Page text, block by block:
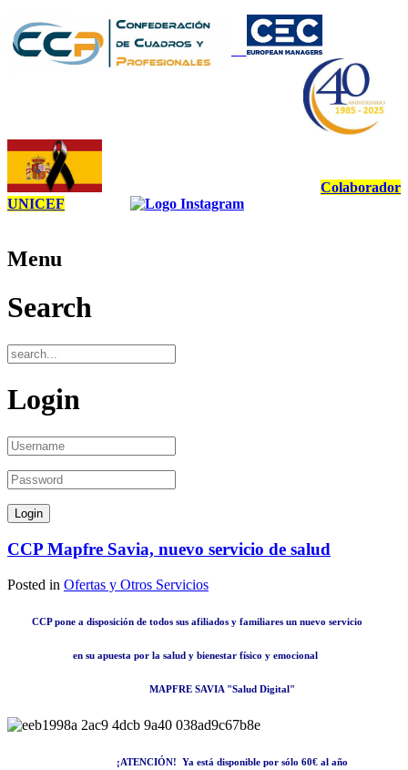
Colaborador
UNICEF
Menu
Search
Login
CCP Mapfre Savia, nuevo servicio de salud
Posted in Ofertas y Otros Servicios
CCPpone a disposición de todos sus afiliados y familiares un nuevo servicio
en su apuesta por la salud y bienestar físico y emocional
MAPFRE SAVIA "Salud Digital"
¡ATENCIÓN! Ya está disponible por sólo 60€ al año